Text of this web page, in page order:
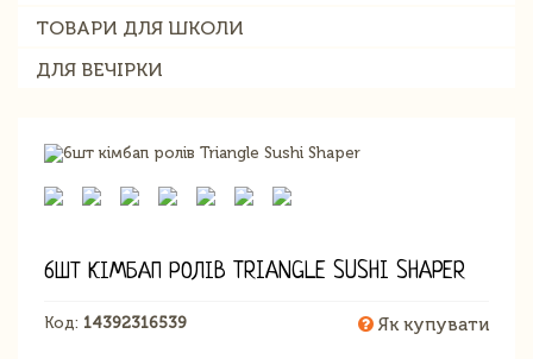
ТОВАРИ ДЛЯ ШКОЛИ
ДЛЯ ВЕЧІРКИ
6ШТ КІМБАП РОЛІВ TRIANGLE SUSHI SHAPER
Код: 14392316539 Як купувати